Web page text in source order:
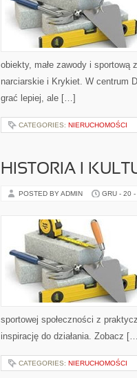
obiekty, małe zawody i
narciarskie i Krykiet. W centrum
grać lepiej, ale […]
CATEGORIES: NIERUCHOMOŚCI
HISTORIA I
POSTED BY ADMIN GRU - 20
sportowej społeczności z
inspirację do działania. Zobacz
CATEGORIES: NIERUCHOMOŚCI